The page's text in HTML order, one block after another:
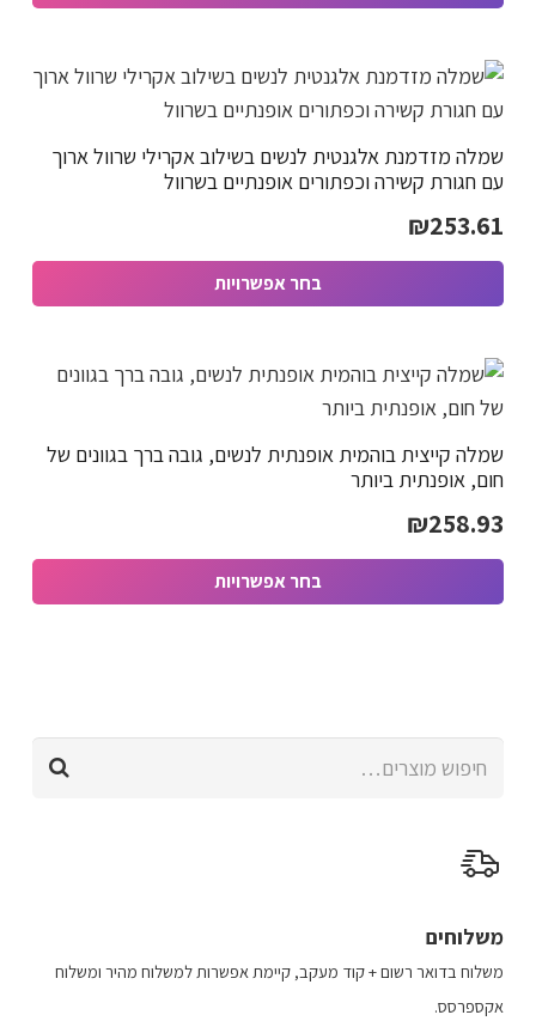
המוצר
זה
מספר
סוגים.
ניתן
לבחור
את
המוצר
שמלה מזדמנת אלגנטית לנשים בשילוב אקרילי שרוול ארוך
עם חגורת קשירה וכפתורים אופנתיים בשרוול
₪253.61
בחר אפשרויות
זה
מספר
סוגים.
ניתן
לבחור
את
שמלה קייצית בוהמית אופנתית לנשים, גובה ברך בגוונים של
חום, אופנתית ביותר
₪258.93
בחר אפשרויות
את
המוצר
משלוחים
משלוח​ ב​דואר רשום + קוד מעקב​​, קיימת אפשרות למשלוח מהיר​ ומשלוח
אקספרסס.